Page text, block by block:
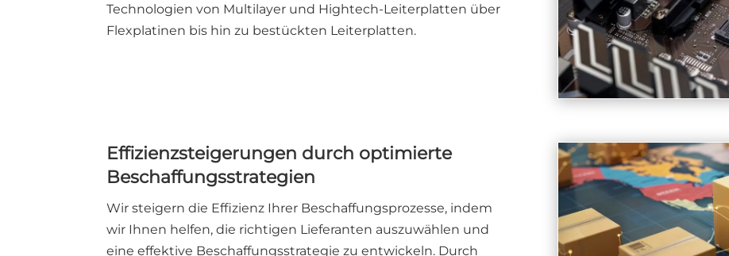
Technologien von Multilayer und Hightech-Leiterplatten über
Flexplatinen bis hin zu bestückten Leiterplatten.
Effizienzsteigerungen durch optimierte
Beschaffungsstrategien
Wir steigern die Effizienz Ihrer Beschaffungsprozesse, indem
wir Ihnen helfen, die richtigen Lieferanten auszuwählen und
eine effektive Beschaffungsstrategie zu entwickeln. Durch